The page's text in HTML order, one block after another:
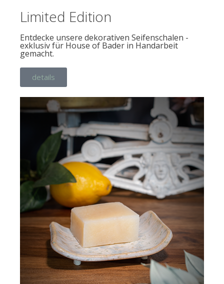
Limited Edition
Entdecke unsere dekorativen Seifenschalen -
exklusiv für House of Bader in Handarbeit
gemacht.
details